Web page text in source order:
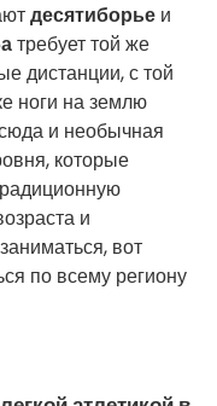
десятиборье и
требует той же
дистанции, с той
ноги на землю
и необычная
которые
и
вот
по всему региону